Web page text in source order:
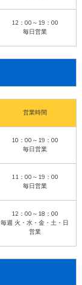
12：00～19：00
毎日営業
営業時間
10：00～19：00
毎日営業
11：00～19：00
毎日営業
12：00～18：00
毎週 火・水・金・土・日
営業